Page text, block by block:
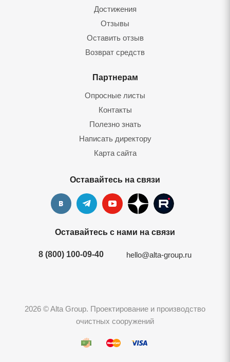
Достижения
Отзывы
Оставить отзыв
Возврат средств
Партнерам
Опросные листы
Контакты
Полезно знать
Написать директору
Карта сайта
Оставайтесь на связи
Оставайтесь с нами на связи
8 (800) 100-09-40 hello@alta-group.ru
2026 © Alta Group. Проектирование и производство
очистных сооружений